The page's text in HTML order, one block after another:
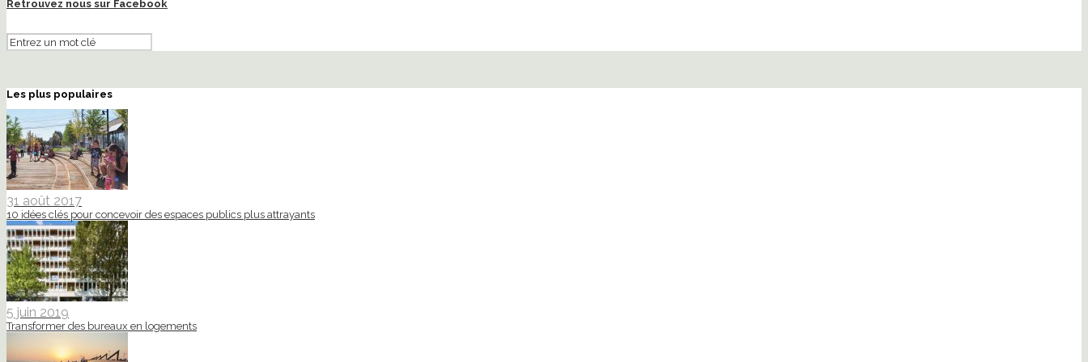
Retrouvez nous sur Facebook
Les plus populaires
31 août 2017
10 idées clés pour concevoir des espaces publics plus attrayants
5 juin 2019
Transformer des bureaux en logements